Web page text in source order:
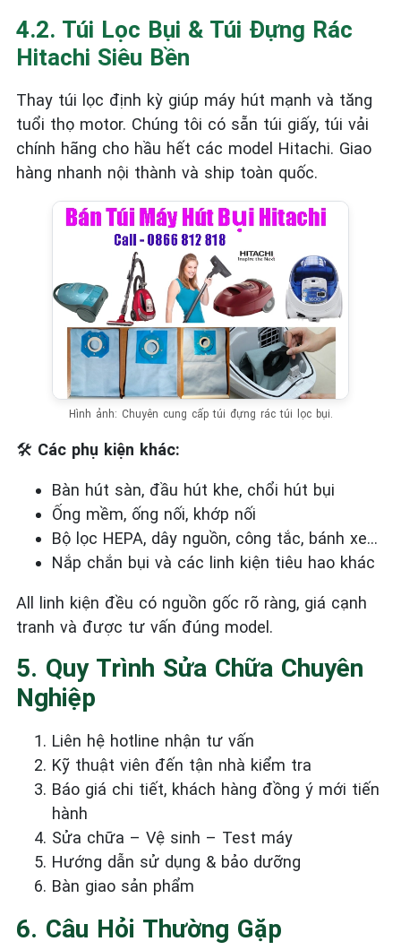
4.2. Túi Lọc Bụi & Túi Đựng Rác
Hitachi Siêu Bền
Thay túi lọc định kỳ giúp máy hút mạnh và tăng
tuổi thọ motor. Chúng tôi có sẵn túi giấy, túi vải
chính hãng cho hầu hết các model Hitachi. Giao
hàng nhanh nội thành và ship toàn quốc.
Hình ảnh: Chuyên cung cấp túi đựng rác túi lọc bụi.
🛠️ Các phụ kiện khác:
Bàn hút sàn, đầu hút khe, chổi hút bụi
Ống mềm, ống nối, khớp nối
Bộ lọc HEPA, dây nguồn, công tắc, bánh xe…
Nắp chắn bụi và các linh kiện tiêu hao khác
All linh kiện đều có nguồn gốc rõ ràng, giá cạnh
tranh và được tư vấn đúng model.
5. Quy Trình Sửa Chữa Chuyên
Nghiệp
Liên hệ hotline nhận tư vấn
Kỹ thuật viên đến tận nhà kiểm tra
Báo giá chi tiết, khách hàng đồng ý mới tiến
hành
Sửa chữa – Vệ sinh – Test máy
Hướng dẫn sử dụng & bảo dưỡng
Bàn giao sản phẩm
6. Câu Hỏi Thường Gặp